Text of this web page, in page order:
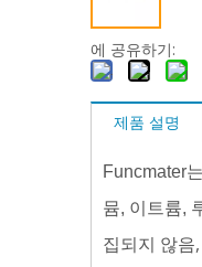
에 공유하기:
제품 설명
Funcmater
뮴, 이트륨,
집되지 않음